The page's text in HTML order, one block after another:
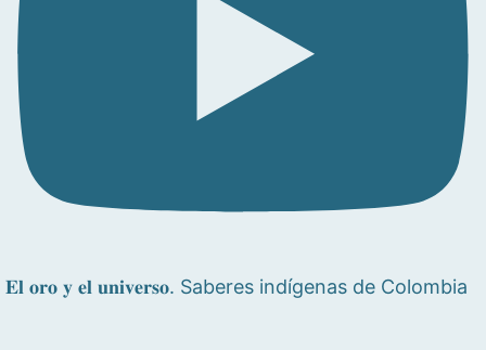
𝐄𝐥 𝐨𝐫𝐨 𝐲 𝐞𝐥 𝐮𝐧𝐢𝐯𝐞𝐫𝐬𝐨. Saberes indígenas de Colombia